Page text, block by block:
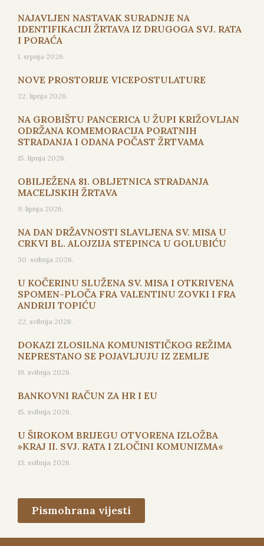
NAJAVLJEN NASTAVAK SURADNJE NA
IDENTIFIKACIJI ŽRTAVA IZ DRUGOGA SVJ. RATA
I PORAĆA
1. srpnja 2026.
NOVE PROSTORIJE VICEPOSTULATURE
22. lipnja 2026.
NA GROBIŠTU PANCERICA U ŽUPI KRIŽOVLJAN
ODRŽANA KOMEMORACIJA PORATNIH
STRADANJA I ODANA POČAST ŽRTVAMA
15. lipnja 2026.
OBILJEŽENA 81. OBLJETNICA STRADANJA
MACELJSKIH ŽRTAVA
9. lipnja 2026.
NA DAN DRŽAVNOSTI SLAVLJENA SV. MISA U
CRKVI BL. ALOJZIJA STEPINCA U GOLUBIĆU
30. svibnja 2026.
U KOČERINU SLUŽENA SV. MISA I OTKRIVENA
SPOMEN-PLOČA FRA VALENTINU ZOVKI I FRA
ANDRIJI TOPIĆU
22. svibnja 2026.
DOKAZI ZLOSILNA KOMUNISTIČKOG REŽIMA
NEPRESTANO SE POJAVLJUJU IZ ZEMLJE
19. svibnja 2026.
BANKOVNI RAČUN ZA HR I EU
15. svibnja 2026.
U ŠIROKOM BRIJEGU OTVORENA IZLOŽBA
»KRAJ II. SVJ. RATA I ZLOČINI KOMUNIZMA«
13. svibnja 2026.
Pismohrana vijesti